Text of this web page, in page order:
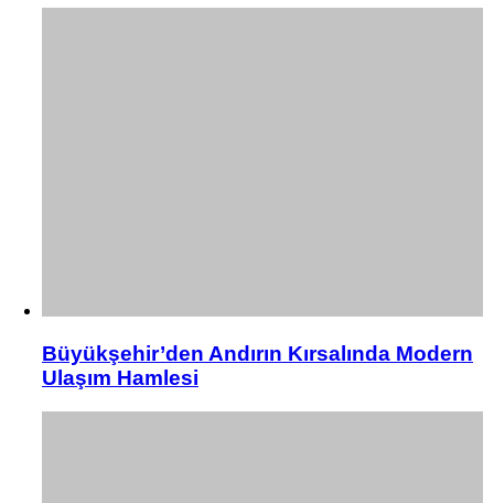
Büyükşehir’den Andırın Kırsalında Modern
Ulaşım Hamlesi